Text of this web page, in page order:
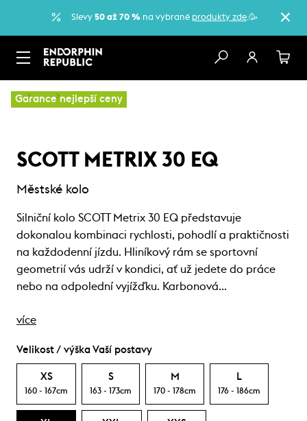
Slevy 50 až 70 % na vybrané produkty zde.🥳
Garance nejlepší ceny
… Kola Městská kola
SCOTT METRIX 30 EQ
Městské kolo
Silniční kolo SCOTT Metrix 30 EQ představuje
dokonalou kombinaci rychlosti, pohodlí a praktičnosti
na každodenní jízdu. Hliníkový rám se sportovní
geometrií vás udrží v kondici, ať už jedete do práce
nebo na odpolední vyjížďku. Karbonová…
více
Velikost / výška Vaší postavy
XS
160 - 167cm
S
163 - 173cm
M
170 - 178cm
L
176 - 186cm